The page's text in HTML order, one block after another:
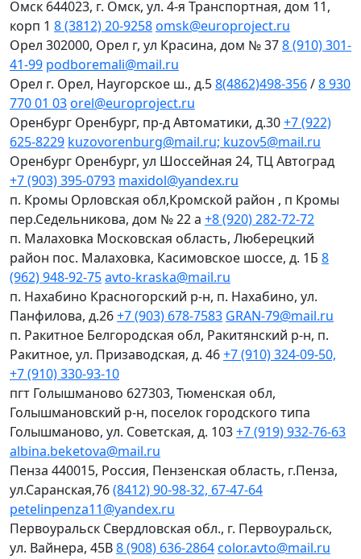
Омск 644023, г. Омск, ул. 4-я Транспортная, дом 11,
корп 1 8 (3812) 20-9258omsk@europroject.ru
Орел 302000, Орел г, ул Красина, дом № 378 (910) 301-
41-99 podboremali@mail.ru
Орел г. Орел, Наугорское ш., д.58(4862)498-356/8 930
770 01 03orel@europroject.ru
Оренбург Оренбург, пр-д Автоматики, д.30+7 (922)
625-8229 kuzovorenburg@mail.ru; kuzov5@mail.ru
Оренбург Оренбург, ул Шоссейная 24, ТЦ Автоград
+7 (903) 395-0793 maxidol@yandex.ru
п. Кромы Орловская обл,Кромской район , п Кромы
пер.Седельникова, дом № 22 а +8 (920) 282-72-72
п. Малаховка Московская область, Люберецкий
район пос. Малаховка, Касимовское шоссе, д. 1Б 8
(962) 948-92-75avto-kraska@mail.ru
п. Нахабино Красногорский р-н, п. Нахабино, ул.
Панфилова, д.26+7 (903) 678-7583 GRAN-79@mail.ru
п. Ракитное Белгородская обл, Ракитянский р-н, п.
Ракитное, ул. Призаводская, д. 46+7 (910) 324-09-50,
+7 (910) 330-93-10
пгт Голышманово 627303, Тюменская обл,
Голышмановский р-н, поселок городского типа
Голышманово, ул. Советская, д. 103+7 (919) 932-76-63
albina.beketova@mail.ru
Пенза 440015, Россия, Пензенская область, г.Пенза,
ул.Саранская,76(8412) 90-98-32, 67-47-64
petelinpenza11@yandex.ru
Первоуральск Свердловская обл., г. Первоуральск,
ул. Вайнера, 45В8 (908) 636-2864color.avto@mail.ru